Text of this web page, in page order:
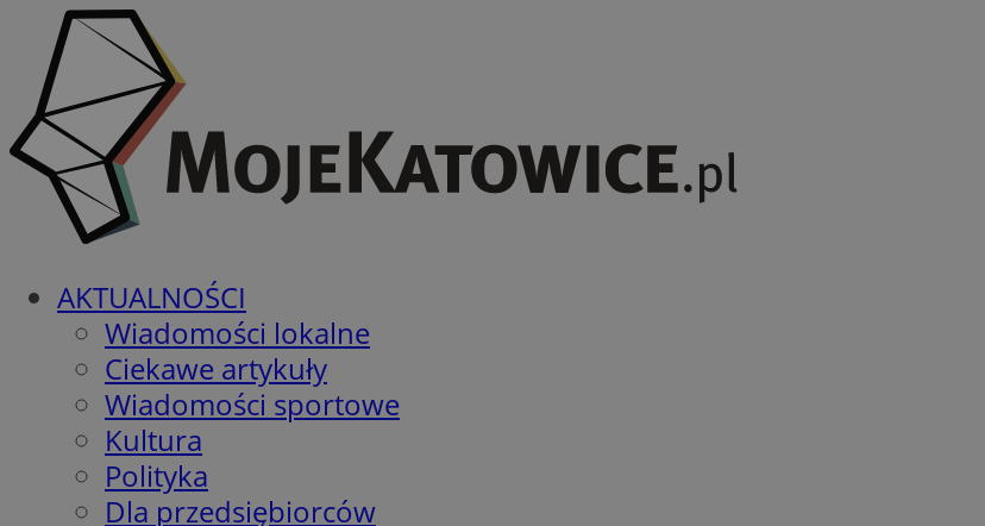
AKTUALNOŚCI
Wiadomości lokalne
Ciekawe artykuły
Wiadomości sportowe
Kultura
Polityka
Dla przedsiębiorców